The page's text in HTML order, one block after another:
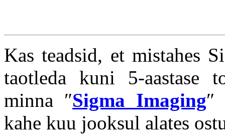
Kas teadsid, et mistahes
taotleda kuni 5-aastase
minna ″Sigma Imaging″
kahe kuu jooksul alates